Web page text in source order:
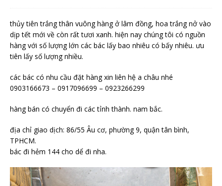
thủy tiên trắng thân vuông hàng ở lâm đồng, hoa trắng nở vào
dịp tết mới về còn rất tươi xanh. hiện nay chúng tôi có nguồn
hàng với số lượng lớn các bác lấy bao nhiêu có bấy nhiêu. ưu
tiên lấy số lượng nhiều.
các bác có nhu cầu đặt hàng xin liên hệ a châu nhé
0903166673 – 0917096699 – 0923266299
hàng bán có chuyển đi các tỉnh thành. nam bắc.
địa chỉ giao dịch: 86/55 Âu cơ, phường 9, quận tân bình,
TPHCM.
bác đi hẻm 144 cho dể đi nha.